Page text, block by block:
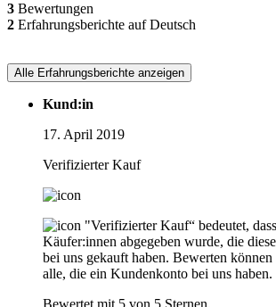
3 Bewertungen
2 Erfahrungsberichte auf Deutsch
Alle Erfahrungsberichte anzeigen
Kund:in
17. April 2019
Verifizierter Kauf
"Verifizierter Kauf“ bedeutet,
Käufer:innen abgegeben wurde, die
bei uns gekauft haben. Bewerten
alle, die ein Kundenkonto bei uns haben.